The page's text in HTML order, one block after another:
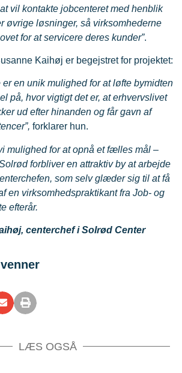
vil kontakte jobcenteret med henblik
øvrige løsninger, så virksomhederne
for at servicere deres kunder”.
Kaihøj er begejstret for projektet:
er en unik mulighed for at løfte bymidten
på, hvor vigtigt det er, at erhvervslivet
ud efter hinanden og får gavn af
forklarer hun.
mulighed for at opnå et fælles mål –
forbliver en attraktiv by at arbejde
som selv glæder sig til at få
en virksomhedspraktikant fra Job- og
efterår.
centerchef i Solrød Center
LÆS OGSÅ